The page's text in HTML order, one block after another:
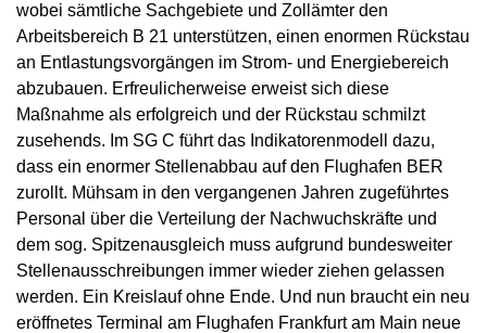
wobei sämtliche Sachgebiete und Zollämter den
Arbeitsbereich B 21 unterstützen, einen enormen Rückstau
an Entlastungsvorgängen im Strom- und Energiebereich
abzubauen. Erfreulicherweise erweist sich diese
Maßnahme als erfolgreich und der Rückstau schmilzt
zusehends. Im SG C führt das Indikatorenmodell dazu,
dass ein enormer Stellenabbau auf den Flughafen BER
zurollt. Mühsam in den vergangenen Jahren zugeführtes
Personal über die Verteilung der Nachwuchskräfte und
dem sog. Spitzenausgleich muss aufgrund bundesweiter
Stellenausschreibungen immer wieder ziehen gelassen
werden. Ein Kreislauf ohne Ende. Und nun braucht ein neu
eröffnetes Terminal am Flughafen Frankfurt am Main neue